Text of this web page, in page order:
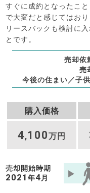
すぐに成約となったこ
で大変だと感じてはお
リースバックも検討に
とです。
売却依
売
今後の住まい／子
購入価格
4,100万円
売却開始時期
2021年4 月